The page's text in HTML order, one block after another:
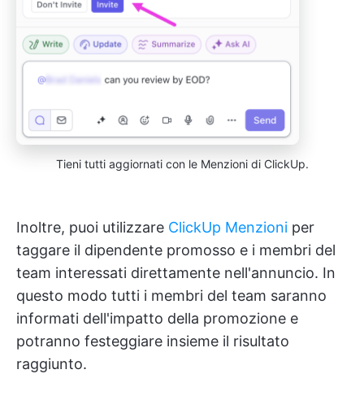
Tieni tutti aggiornati con le Menzioni di ClickUp.
Inoltre, puoi utilizzare ClickUp Menzioni per
taggare il dipendente promosso e i membri del
team interessati direttamente nell'annuncio. In
questo modo tutti i membri del team saranno
informati dell'impatto della promozione e
potranno festeggiare insieme il risultato
raggiunto.